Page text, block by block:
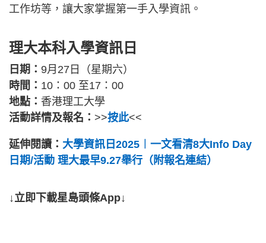
工作坊等，讓大家掌握第一手入學資訊。
理大本科入學資訊日
日期： 9月27日（星期六）
時間： 10：00 至17：00
地點： 香港理工大學
活動詳情及報名： >>按此<<
延伸閱讀： 大學資訊日2025︱一文看清8大Info Day
日期/活動 理大最早9.27舉行（附報名連結）
↓立即下載星島頭條App↓